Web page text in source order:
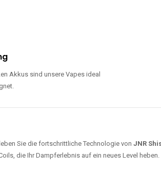
Akkus sind unsere Vapes ideal
Sie die fortschrittliche Technologie von JNR
die Ihr Dampferlebnis auf ein neues Level heben.